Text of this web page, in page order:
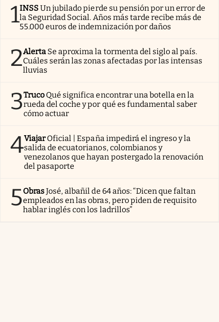
1INSSUn jubilado pierde su pensión por un error de
la Seguridad Social. Años más tarde recibe más de
55.000 euros de indemnización por daños
2Alerta Se aproxima la tormenta del siglo al país.
Cuáles serán las zonas afectadas por las intensas
lluvias
3Truco Qué significa encontrar una botella en la
rueda del coche y por qué es fundamental saber
cómo actuar
4Viajar Oficial | España impedirá el ingreso y la
salida de ecuatorianos, colombianos y
venezolanos que hayan postergado la renovación
del pasaporte
5ObrasJosé, albañil de 64 años: “Dicen que faltan
empleados en las obras, pero piden de requisito
hablar inglés con los ladrillos”